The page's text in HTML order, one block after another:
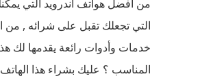
التي تجعلك تقبل على شرائه , من
خدمات وأدوات رائعة يقدمها لك
المناسب ؟ عليك بشراء هذا